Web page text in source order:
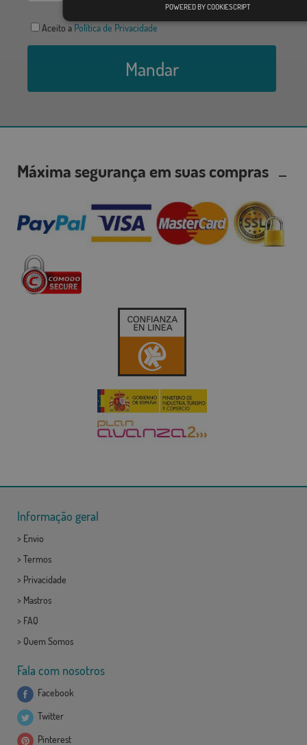
Aceito a Política de Privacidade
Mandar
Máxima segurança em suas compras
Informação geral
> Envio
> Termos
> Privacidade
> Mastros
> FAQ
> Quem Somos
Fala com nosotros
Facebook
Twitter
Pinterest
POWERED BY COOKIESCRIPT